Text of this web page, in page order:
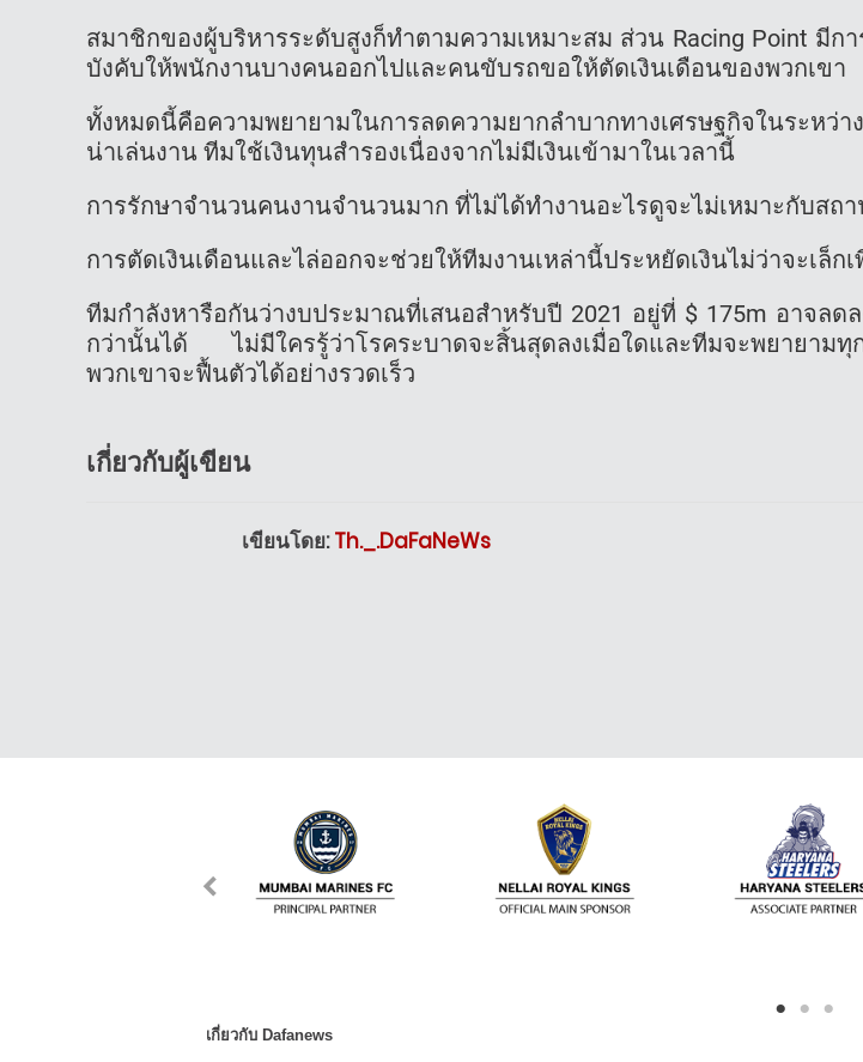
สมาชิกของผู้บริหารระดับสูงก็ทำตามความเหมาะสม ส่วน Racing Point มีก
บังคับให้พนักงานบางคนออกไปและคนขับรถขอให้ตัดเงินเดือนของพวกเขา
ทั้งหมดนี้คือความพยายามในการลดความยากลำบากทางเศรษฐกิจในระหว่า
น่าเล่นงาน ทีมใช้เงินทุนสำรองเนื่องจากไม่มีเงินเข้ามาในเวลานี้
การรักษาจำนวนคนงานจำนวนมาก ที่ไม่ได้ทำงานอะไรดูจะไม่เหมาะกับส
การตัดเงินเดือนและไล่ออกจะช่วยให้ทีมงานเหล่านี้ประหยัดเงินไม่ว่าจะเล็ก
ทีมกำลังหารือกันว่างบประมาณที่เสนอสำหรับปี 2021 อยู่ที่ $ 175m อาจลด
กว่านั้นได้ ไม่มีใครรู้ว่าโรคระบาดจะสิ้นสุดลงเมื่อใดและทีมจะพยายามทุก
พวกเขาจะฟื้นตัวได้อย่างรวดเร็ว
เกี่ยวกับผู้เขียน
เขียนโดย:Th._.DaFaNeWs
เกี่ยวกับ Dafanews